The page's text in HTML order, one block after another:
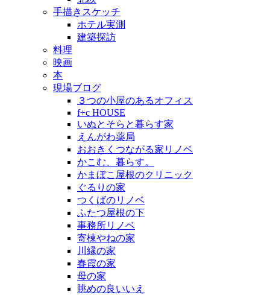
手描きスケッチ
ホテル実測
建築探訪
料理
映画
本
現場ブログ
３つの小屋のあるオフィス
f+c HOUSE
いぬとそらと暮らす家
えんがわ薬局
おおきくつながる家リノベ
かこむ、暮らす。
かまぼこ屋根のクリニック
ぐるりの家
つくばのリノベ
ふたつ屋根の下
事務所リノベ
寄棟やねの家
川縁の家
春霞の家
母の家
眺めの良いいえ